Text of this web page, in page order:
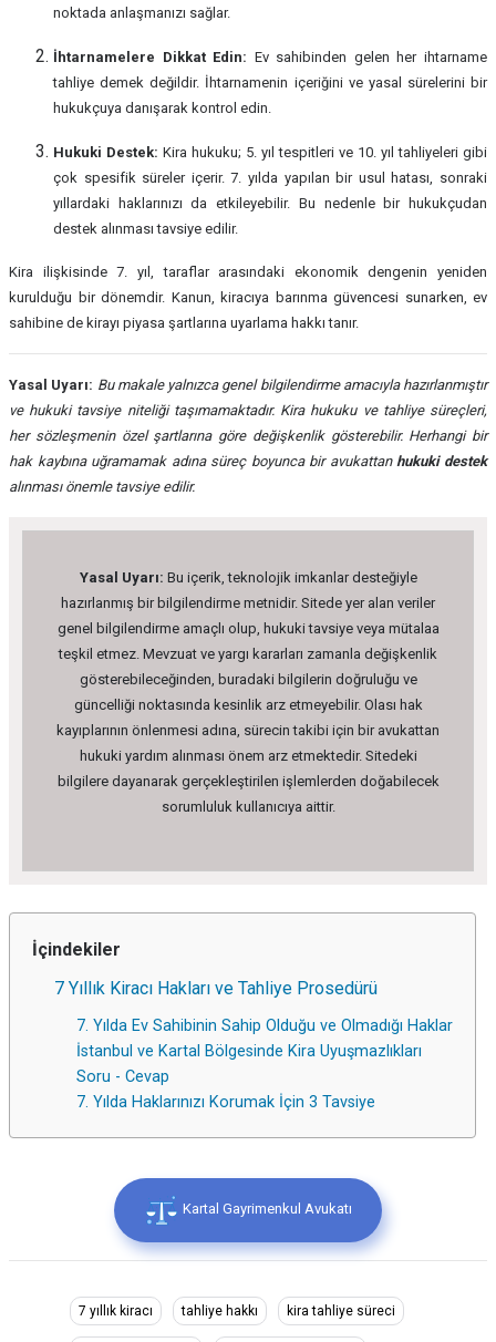
noktada anlaşmanızı sağlar.
İhtarnamelere Dikkat Edin: Ev sahibinden gelen her ihtarname
tahliye demek değildir. İhtarnamenin içeriğini ve yasal sürelerini bir
hukukçuya danışarak kontrol edin.
Hukuki Destek: Kira hukuku; 5. yıl tespitleri ve 10. yıl tahliyeleri gibi
çok spesifik süreler içerir. 7. yılda yapılan bir usul hatası, sonraki
yıllardaki haklarınızı da etkileyebilir. Bu nedenle bir hukukçudan
destek alınması tavsiye edilir.
Kira ilişkisinde 7. yıl, taraflar arasındaki ekonomik dengenin yeniden
kurulduğu bir dönemdir. Kanun, kiracıya barınma güvencesi sunarken, ev
sahibine de kirayı piyasa şartlarına uyarlama hakkı tanır.
Yasal Uyarı: Bu makale yalnızca genel bilgilendirme amacıyla hazırlanmıştır
ve hukuki tavsiye niteliği taşımamaktadır. Kira hukuku ve tahliye süreçleri,
her sözleşmenin özel şartlarına göre değişkenlik gösterebilir. Herhangi bir
hak kaybına uğramamak adına süreç boyunca bir avukattanhukuki destek
alınması önemle tavsiye edilir.
Yasal Uyarı: Bu içerik, teknolojik imkanlar desteğiyle
hazırlanmış bir bilgilendirme metnidir. Sitede yer alan veriler
genel bilgilendirme amaçlı olup, hukuki tavsiye veya mütalaa
teşkil etmez. Mevzuat ve yargı kararları zamanla değişkenlik
gösterebileceğinden, buradaki bilgilerin doğruluğu ve
güncelliği noktasında kesinlik arz etmeyebilir. Olası hak
kayıplarının önlenmesi adına, sürecin takibi için bir avukattan
hukuki yardım alınması önem arz etmektedir. Sitedeki
bilgilere dayanarak gerçekleştirilen işlemlerden doğabilecek
sorumluluk kullanıcıya aittir.
İçindekiler
7 Yıllık Kiracı Hakları ve Tahliye Prosedürü
7. Yılda Ev Sahibinin Sahip Olduğu ve Olmadığı Haklar
İstanbul ve Kartal Bölgesinde Kira Uyuşmazlıkları
Soru - Cevap
7. Yılda Haklarınızı Korumak İçin 3 Tavsiye
Kartal Gayrimenkul Avukatı
7 yıllık kiracı tahliye hakkı kira tahliye süreci